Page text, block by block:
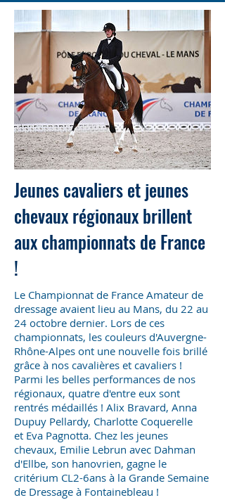
Jeunes cavaliers et jeunes
chevaux régionaux brillent
aux championnats de France
!
Le Championnat de France Amateur de
dressage avaient lieu au Mans, du 22 au
24 octobre dernier. Lors de ces
championnats, les couleurs d'Auvergne-
Rhône-Alpes ont une nouvelle fois brillé
grâce à nos cavalières et cavaliers !
Parmi les belles performances de nos
régionaux, quatre d'entre eux sont
rentrés médaillés ! Alix Bravard, Anna
Dupuy Pellardy, Charlotte Coquerelle
et Eva Pagnotta. Chez les jeunes
chevaux, Emilie Lebrun avec Dahman
d'Ellbe, son hanovrien, gagne le
critérium CL2-6ans à la Grande Semaine
de Dressage à Fontainebleau !